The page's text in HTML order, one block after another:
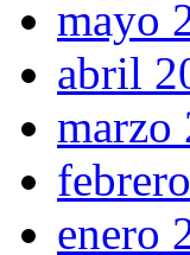
mayo
abril
marzo
enero